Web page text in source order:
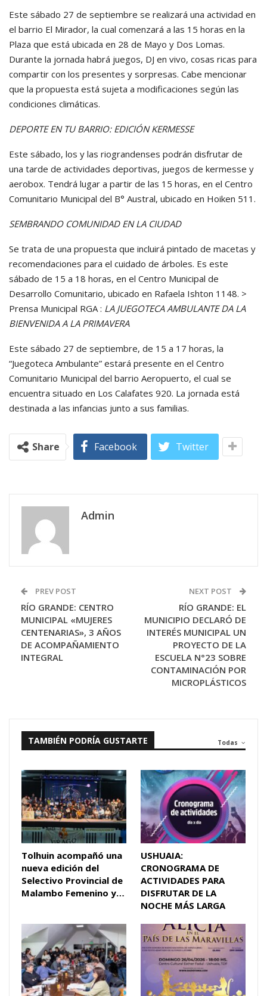
Este sábado 27 de septiembre se realizará una actividad en
el barrio El Mirador, la cual comenzará a las 15 horas en la
Plaza que está ubicada en 28 de Mayo y Dos Lomas.
Durante la jornada habrá juegos, DJ en vivo, cosas ricas para
compartir con los presentes y sorpresas. Cabe mencionar
que la propuesta está sujeta a modificaciones según las
condiciones climáticas.
DEPORTE EN TU BARRIO: EDICIÓN KERMESSE
Este sábado, los y las riograndenses podrán disfrutar de
una tarde de actividades deportivas, juegos de kermesse y
aerobox. Tendrá lugar a partir de las 15 horas, en el Centro
Comunitario Municipal del B° Austral, ubicado en Hoiken 511.
SEMBRANDO COMUNIDAD EN LA CIUDAD
Se trata de una propuesta que incluirá pintado de macetas y
recomendaciones para el cuidado de árboles. Es este
sábado de 15 a 18 horas, en el Centro Municipal de
Desarrollo Comunitario, ubicado en Rafaela Ishton 1148. >
Prensa Municipal RGA : LA JUEGOTECA AMBULANTE DA LA
BIENVENIDA A LA PRIMAVERA
Este sábado 27 de septiembre, de 15 a 17 horas, la
“Juegoteca Ambulante” estará presente en el Centro
Comunitario Municipal del barrio Aeropuerto, el cual se
encuentra situado en Los Calafates 920. La jornada está
destinada a las infancias junto a sus familias.
Share Facebook Twitter
Admin
PREV POST
RÍO GRANDE: CENTRO
MUNICIPAL «MUJERES
CENTENARIAS», 3 AÑOS
DE ACOMPAÑAMIENTO
INTEGRAL
NEXT POST
RÍO GRANDE: EL
MUNICIPIO DECLARÓ DE
INTERÉS MUNICIPAL UN
PROYECTO DE LA
ESCUELA N°23 SOBRE
CONTAMINACIÓN POR
MICROPLÁSTICOS
Todas
TAMBIÉN PODRÍA GUSTARTE
Tolhuin acompañó una
nueva edición del
Selectivo Provincial de
Malambo Femenino y…
USHUAIA:
CRONOGRAMA DE
ACTIVIDADES PARA
DISFRUTAR DE LA
NOCHE MÁS LARGA